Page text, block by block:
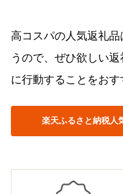
高コスパの人気返礼
うので、ぜひ欲しい
に行動することをおす
楽天ふるさと納税人